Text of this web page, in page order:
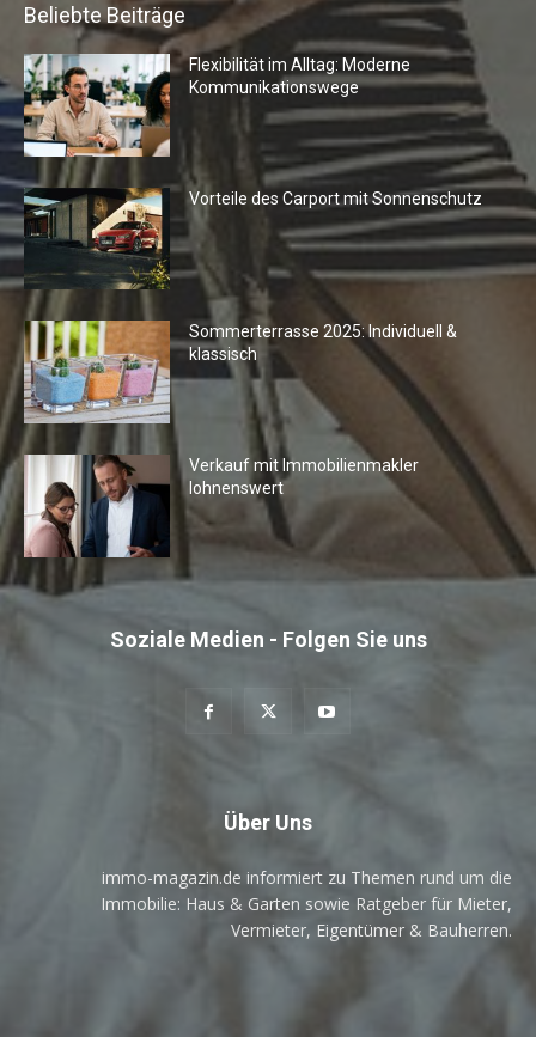
Beliebte Beiträge
Flexibilität im Alltag: Moderne
Kommunikationswege
Vorteile des Carport mit Sonnenschutz
Sommerterrasse 2025: Individuell &
klassisch
Verkauf mit Immobilienmakler
lohnenswert
Soziale Medien - Folgen Sie uns
Über Uns
immo-magazin.de informiert zu Themen rund um die
Immobilie: Haus & Garten sowie Ratgeber für Mieter,
Vermieter, Eigentümer & Bauherren.